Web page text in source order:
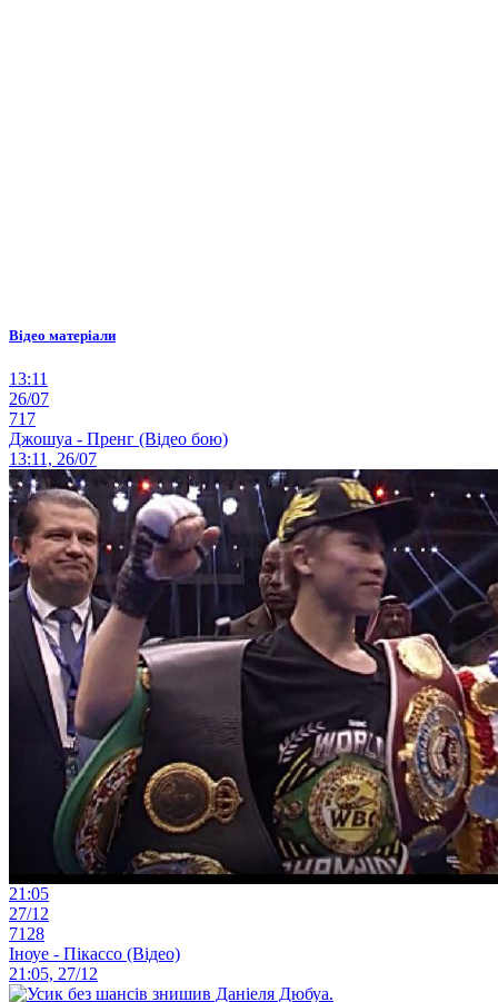
Відео матеріали
13:11
26/07
717
Джошуа - Пренг (Відео бою)
13:11, 26/07
21:05
27/12
7128
Іноуе - Пікассо (Відео)
21:05, 27/12